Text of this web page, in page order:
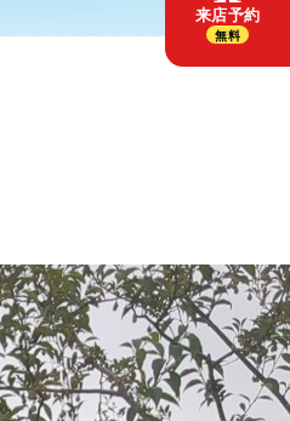
来店予約
無料